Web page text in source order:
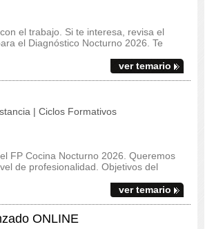
el trabajo. Si te interesa, revisa el
el Diagnóstico Nocturno 2026. Te
ver temario
| Ciclos Formativos
FP Cocina Nocturno 2026. Queremos
de profesionalidad. Objetivos del
ver temario
ONLINE